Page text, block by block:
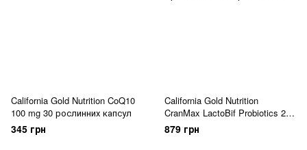
California Gold Nutrition CoQ10
100 mg 30 рослинних капсул
345 грн
California Gold Nutrition
CranMax LactoBif Probiotics 25
Billion CFU 30 капсул
879 грн